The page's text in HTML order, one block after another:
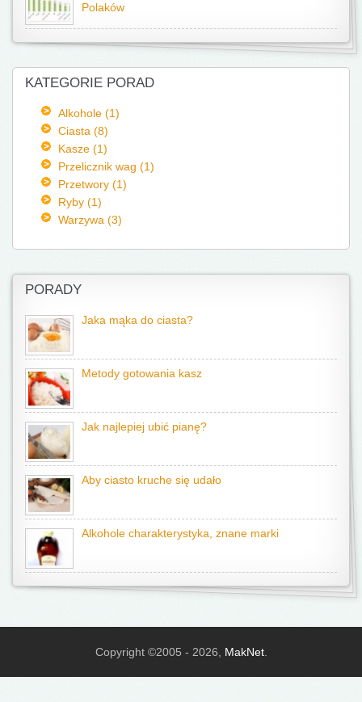
Polaków
KATEGORIE PORAD
Alkohole (1)
Ciasta (8)
Kasze (1)
Przelicznik wag (1)
Przetwory (1)
Ryby (1)
Warzywa (3)
PORADY
Jaka mąka do ciasta?
Metody gotowania kasz
Jak najlepiej ubić pianę?
Aby ciasto kruche się udało
Alkohole charakterystyka, znane marki
Copyright ©2005 - 2026, MakNet.